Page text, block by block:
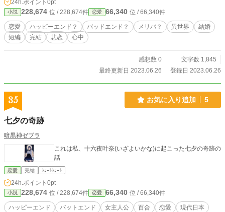
24h.ポイント 0pt
小説 228,674 位 / 228,674件 恋愛 66,340 位 / 66,340件
恋愛 ハッピーエンド？ バッドエンド？ メリバ？ 異世界
結婚
短編
完結 悲恋 心中
感想数 0
文字数 1,845
最終更新日 2023.06.26
登録日 2023.06.26
35 お気に入り追加 5
七夕の奇跡
暗黒神ゼブラ
これは私、十六夜叶奈(いざよいかな)に起こった七夕の奇跡の
話
恋愛 完結 ｼｮｰﾄｼｮｰﾄ
24h.ポイント 0pt
小説 228,674 位 / 228,674件 恋愛 66,340 位 / 66,340件
ハッピーエンド バットエンド 女主人公 百合 恋愛 現代日本